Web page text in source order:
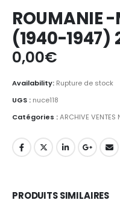
ROUMANIE
(1940-1947)
0,00€
Availability: Rupture de stock
UGS : nuce118
Catégories :ARCHIVE VENTES
PRODUITS SIMILAIRES